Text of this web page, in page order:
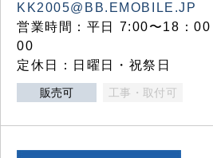
KK2005@BB.EMOBILE.JP
営業時間：平日 7:00〜18：
00
定休日：日曜日・祝祭日
販売可 工事・取付可